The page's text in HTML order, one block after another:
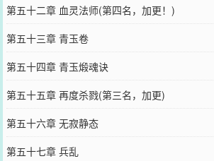
第五十二章 血灵法师(第四名，加更！)
第五十三章 青玉卷
第五十四章 青玉煅魂诀
第五十五章 再度杀戮(第三名，加更)
第五十六章 无寂静态
第五十七章 兵乱